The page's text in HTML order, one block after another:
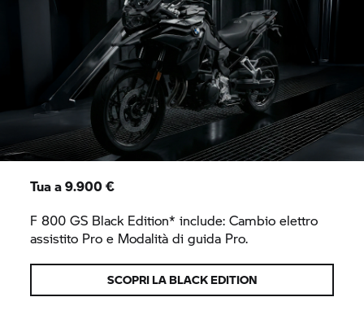
Tua a 9.900 €
F 800 GS Black Edition* include: Cambio elettro
assistito Pro e Modalità di guida Pro.
SCOPRI LA BLACK EDITION